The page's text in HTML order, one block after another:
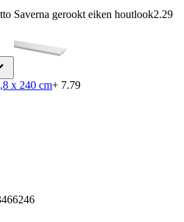
Saverna gerookt eiken houtlook2.29
x 240 cm+ 7.79